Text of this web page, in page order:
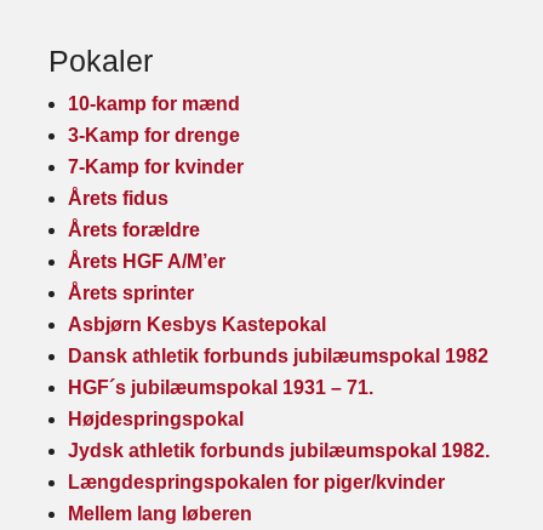
Pokaler
10-kamp for mænd
3-Kamp for drenge
7-Kamp for kvinder
Årets fidus
Årets forældre
Årets HGF A/M’er
Årets sprinter
Asbjørn Kesbys Kastepokal
Dansk athletik forbunds jubilæumspokal 1982
HGF´s jubilæumspokal 1931 – 71.
Højdespringspokal
Jydsk athletik forbunds jubilæumspokal 1982.
Længdespringspokalen for piger/kvinder
Mellem lang løberen